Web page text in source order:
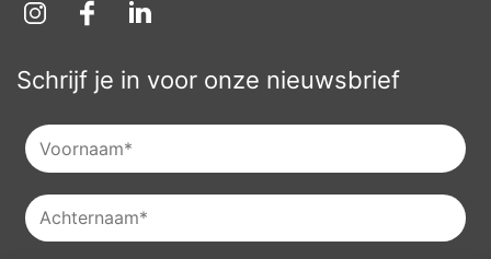
Schrijf je in voor onze nieuwsbrief